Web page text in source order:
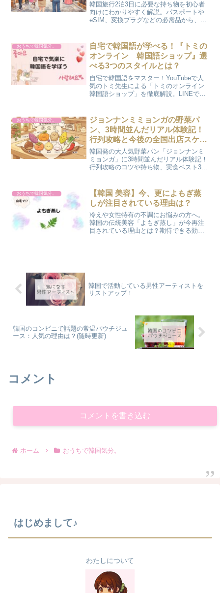
韓国旅行2泊3日に必要な持ち物を初心者
向けにわかりやすく解説。パスポートや
eSIM、変換プラグなどの必需品から、季
心して韓国旅行を楽しみましょう！
おうちで韓国気分。
自宅で韓国語が学べる！『トミの
オンライン 韓国語ショップ』選
べる3つのスタイルとは？
自宅で韓国語をマスター！YouTubeで人
気のトミ先生による「トミのオンライン
韓国語ショップ」を徹底解説。LINEで届
無料体験で、自分に合った学習スタイル
を試してみませんか？
おうちで韓国気分。
ジョンナンミミョンガの野菜パ
ン、3時間並んだリアル体験記！
行列攻略と今後の全国出店スケジ
ュールまとめ
韓国発の大人気野菜パン「ジョンナンミ
ミョンガ」に3時間並んだリアル体験記！
行列攻略のコツや持ち物、実食ベスト3も
ュールもまとめました。参戦前にぜひチ
ェックを♪
おうちで韓国気分。
【韓国 美容】今、更によもぎ蒸
しが注目されている理由は？
冷えや女性特有の不調にお悩みの方へ。
韓国の伝統美容「よもぎ蒸し」が今再注
目されている理由とは？期待できる効果
韓国で活動している男性アーティストを
リストアップ！
韓国のコンビニで話題の常温パウチジュ
ース：人気の理由は？(随時更新)
コメント
コメントを書き込む
ホーム おうちで韓国気分。
はじめまして♪
わたしについて